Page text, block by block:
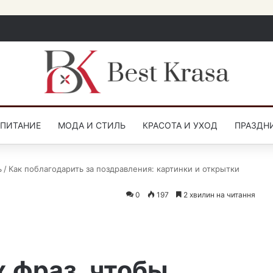
МОДА И СТИЛЬ КРАСОТА И УХОД
/ Как поблагодарить за поздравления: картинки и открытки
0 197 2 хвилин на читання